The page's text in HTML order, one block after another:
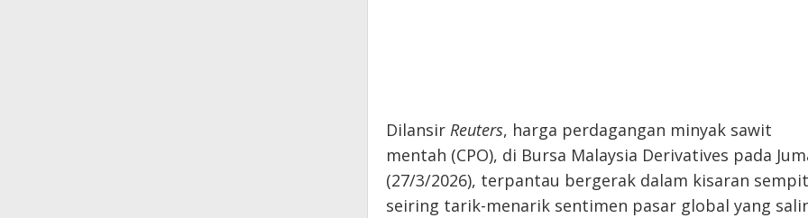
Dilansir Reuters, harga perdagangan minyak sawit
mentah (CPO), di Bursa Malaysia Derivatives pada
(27/3/2026), terpantau bergerak dalam kisaran
seiring tarik-menarik sentimen pasar global yang